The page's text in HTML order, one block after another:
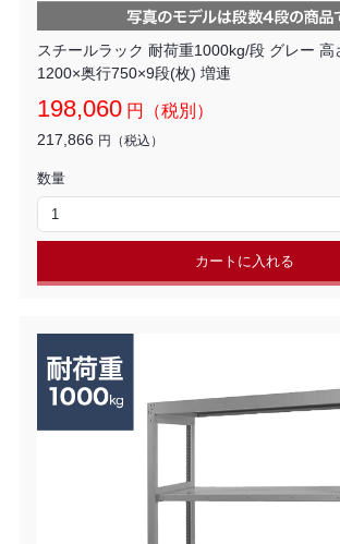
スチールラック 耐荷重1000kg/段 グレー
1200×奥行750×9段(枚) 増連
198,060 円（税別）
217,866 円（税込）
数量
カートに入れる